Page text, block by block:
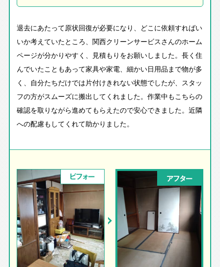
退去にあたって原状回復が必要になり、どこに依頼すればい
いか考えていたところ、関西クリーンサービスさんのホーム
ページが分かりやすく、見積もりをお願いしました。長く住
んでいたこともあって家具や家電、細かい日用品まで物が多
く、自分たちだけでは片付けきれない状態でしたが、スタッ
フの方がスムーズに搬出してくれました。作業中もこちらの
確認を取りながら進めてもらえたので安心できました。近隣
への配慮もしてくれて助かりました。
ビフォー アフター